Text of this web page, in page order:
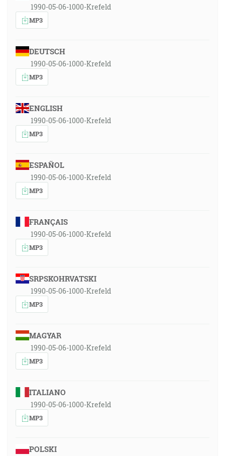
1990-05-06-1000-Krefeld
MP3
DEUTSCH
1990-05-06-1000-Krefeld
MP3
ENGLISH
1990-05-06-1000-Krefeld
MP3
ESPAÑOL
1990-05-06-1000-Krefeld
MP3
FRANÇAIS
1990-05-06-1000-Krefeld
MP3
SRPSKOHRVATSKI
1990-05-06-1000-Krefeld
MP3
MAGYAR
1990-05-06-1000-Krefeld
MP3
ITALIANO
1990-05-06-1000-Krefeld
MP3
POLSKI